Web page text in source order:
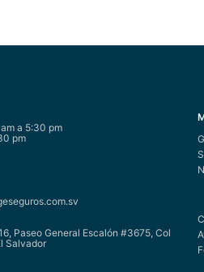
a 5:30 pm
pm
Paseo General Escalón #3675, Col
Salvador